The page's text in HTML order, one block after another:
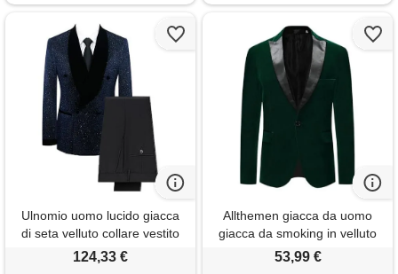
Ulnomio uomo lucido giacca
di seta velluto collare vestito
scialle risvolto vestito set due
124,33 €
Allthemen giacca da uomo
giacca da smoking in velluto
attillato slim fit con un bottone
53,99 €